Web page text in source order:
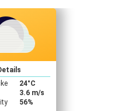
24°C
3.6 m/s
56%